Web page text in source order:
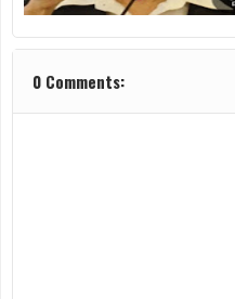
0 Comments: